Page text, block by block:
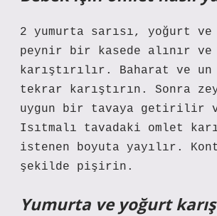
2 yumurta sarısı, yoğurt ve
peynir bir kasede alınır
karıştırılır. Baharat ve
tekrar karıştırın. Sonra
uygun bir tavaya getirilir
Isıtmalı tavadaki omlet
istenen boyuta yayılır.
şekilde pişirin.
Yumurta ve yoğurt